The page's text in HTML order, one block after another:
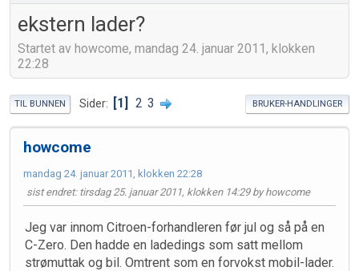
ekstern lader?
Startet av howcome, mandag 24. januar 2011, klokken
22:28
TIL BUNNEN Sider 1 2 3 BRUKER-HANDLINGER
howcome
mandag 24. januar 2011, klokken 22:28
sist endret: tirsdag 25. januar 2011, klokken 14:29 by howcome
Jeg var innom Citroen-forhandleren før jul og så på en
C-Zero. Den hadde en ladedings som satt mellom
strømuttak og bil. Omtrent som en forvokst mobil-lader.